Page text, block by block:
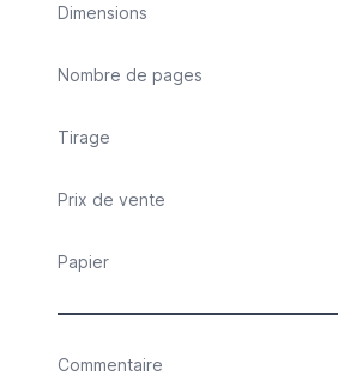
Dimensions
Nombre de pages
Tirage
Prix de vente
Papier
Commentaire